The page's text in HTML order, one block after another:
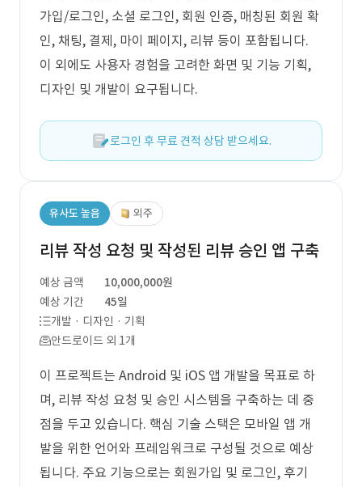
가입/로그인, 소셜 로그인, 회원 인증, 매칭된 회원 확
인, 채팅, 결제, 마이 페이지, 리뷰 등이 포함됩니다.
이 외에도 사용자 경험을 고려한 화면 및 기능 기획,
디자인 및 개발이 요구됩니다.
로그인 후 무료 견적 상담 받으세요.
유사도 높음 외주
리뷰 작성 요청 및 작성된 리뷰 승인 앱 구축
예상 금액
10,000,000원
예상 기간
45일
개발 · 디자인 · 기획
안드로이드 외 1개
이 프로젝트는 Android 및 iOS 앱 개발을 목표로 하
며, 리뷰 작성 요청 및 승인 시스템을 구축하는 데 중
점을 두고 있습니다. 핵심 기술 스택은 모바일 앱 개
발을 위한 언어와 프레임워크로 구성될 것으로 예상
됩니다. 주요 기능으로는 회원가입 및 로그인, 후기